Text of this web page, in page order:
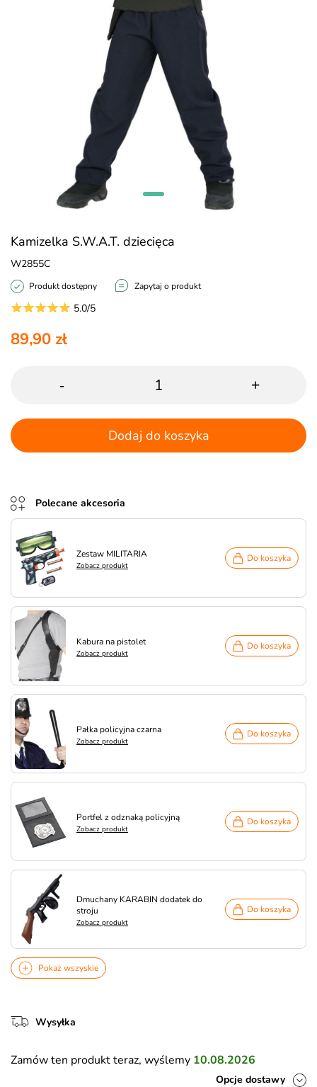
Kamizelka S.W.A.T. dziecięca
W2855C
Produkt dostępny Zapytaj o produkt
5.0/5
89,90 zł
- +
Dodaj do koszyka
Polecane akcesoria
Zestaw MILITARIA
Zobacz produkt
Do koszyka
Kabura na pistolet
Zobacz produkt
Do koszyka
Pałka policyjna czarna
Zobacz produkt
Do koszyka
Portfel z odznaką policyjną
Zobacz produkt
Do koszyka
Dmuchany KARABIN dodatek do
stroju
Zobacz produkt
Do koszyka
Pokaż wszyskie
Wysyłka
Zamów ten produkt teraz, wyślemy 10.08.2026
Opcje dostawy